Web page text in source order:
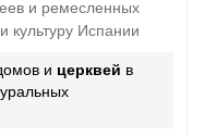
и ремесленных
культуру Испании
и церквей в